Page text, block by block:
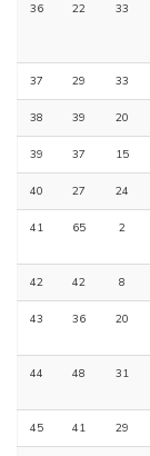
36 22 33
37 29 33
38 39 20
39 37 15
40 27 24
41 65 2
42 42 8
43 36 20
44 48 31
45 41 29